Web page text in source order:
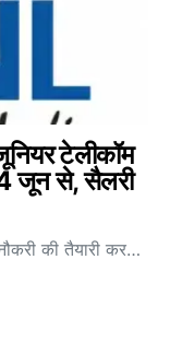
टेलीकॉम
जून से, सैलरी
की तैयारी कर…